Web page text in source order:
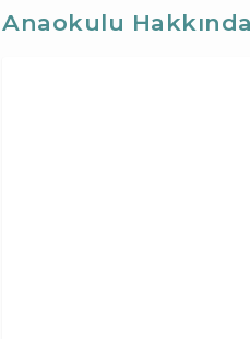
Anaokulu Hakkında